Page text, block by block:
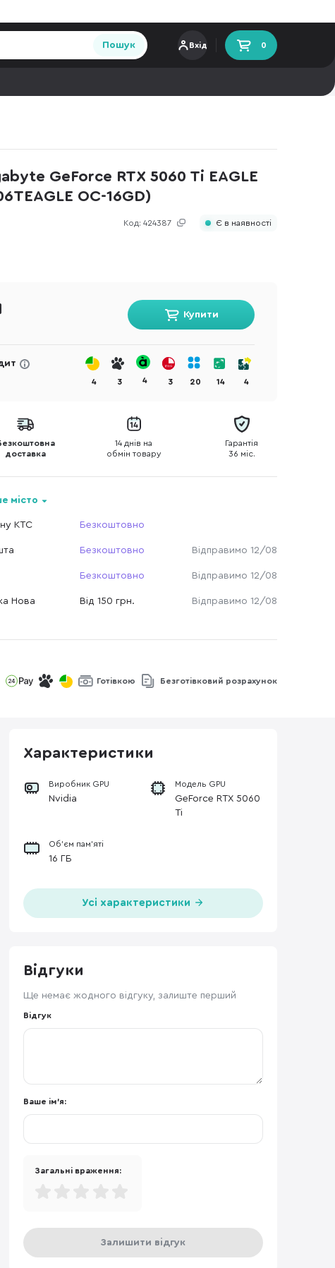
Пошук Вхід 0
GeForce RTX 5060 Ti EAGLE
OC-16GD)
Код: 424387 Є в наявності
Купити
4 3 4 3 20 14 4
доставка
14 днів на
обмін товару
Гарантія
36 міс.
місто
КТС Безкоштовно
Безкоштовно Відправимо 12/08
Безкоштовно Відправимо 12/08
Нова
Від 150 грн. Відправимо 12/08
Готівкою Безготівковий розрахунок
Характеристики
Виробник GPU
Nvidia
Модель GPU
GeForce RTX 5060
Ti
Об’єм пам’яті
16 ГБ
Усі характеристики
Відгуки
Ще немає жодного відгуку, залиште перший
Відгук
Ваше ім'я:
Загальні враження:
Залишити відгук